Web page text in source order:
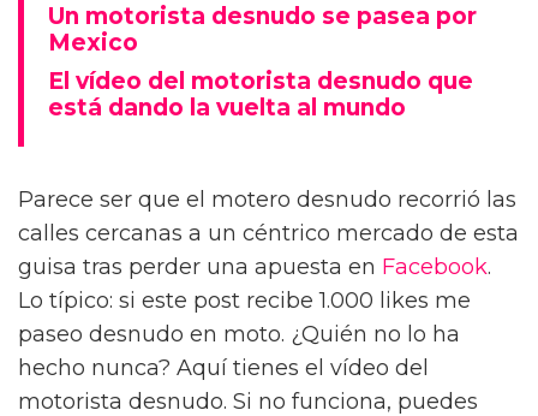
Un motorista desnudo se pasea por
Mexico
El vídeo del motorista desnudo que
está dando la vuelta al mundo
Parece ser que el motero desnudo recorrió las
calles cercanas a un céntrico mercado de esta
guisa tras perder una apuesta en Facebook.
Lo típico: si este post recibe 1.000 likes me
paseo desnudo en moto. ¿Quién no lo ha
hecho nunca? Aquí tienes el vídeo del
motorista desnudo. Si no funciona, puedes